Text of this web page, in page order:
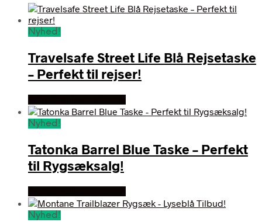
Nyhed!
Travelsafe Street Life Blå Rejsetaske
– Perfekt til rejser!
Nyhed!
Tatonka Barrel Blue Taske – Perfekt
til Rygsæksalg!
Nyhed!